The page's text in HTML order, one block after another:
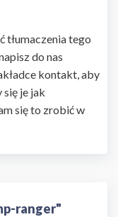
tłumaczenia tego
do nas
kontakt, aby
je jak
się to zrobić w
ranger"